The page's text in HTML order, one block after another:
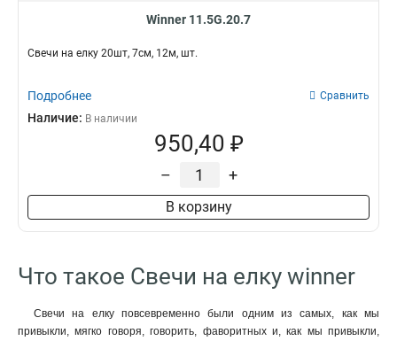
Winner 11.5G.20.7
Свечи на елку 20шт, 7см, 12м, шт.
Подробнее Сравнить
Наличие: В наличии
950,40 ₽
– +
В корзину
Что такое Свечи на елку winner
Свечи на елку повсевременно были одним из самых, как мы
привыкли, мягко говоря, говорить, фаворитных и, как мы привыкли,